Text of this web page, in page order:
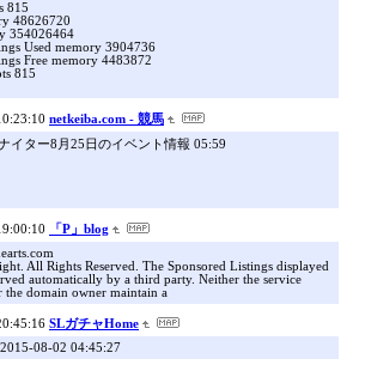
815
48626720
354026464
Used memory 3904736
Free memory 4483872
815
netkeiba.com - 競馬
イター8月25日のイベント情報 05:59
「P」blog
All Rights Reserved. The Sponsored Listings displayed
automatically by a third party. Neither the service
the domain owner maintain a
SLガチャHome
08-02 04:45:27